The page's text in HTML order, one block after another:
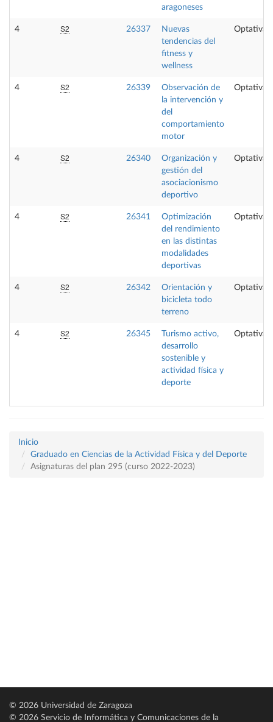
aragoneses
4 S2 26337
Nuevas
tendencias del
fitness y
wellness
Optativa
4 S2 26339
Observación de
la intervención y
del
comportamiento
motor
Optativa
4 S2 26340
Organización y
gestión del
asociacionismo
deportivo
Optativa
4 S2 26341
Optimización
del rendimiento
en las distintas
modalidades
deportivas
Optativa
4 S2 26342
Orientación y
bicicleta todo
terreno
Optativa
4 S2 26345
Turismo activo,
desarrollo
sostenible y
actividad física y
deporte
Optativa
Inicio
Graduado en Ciencias de la Actividad Física y del Deporte
Asignaturas del plan 295 (curso 2022-2023)
© 2026 Universidad de Zaragoza
© 2026 Servicio de Informática y Comunicaciones de la